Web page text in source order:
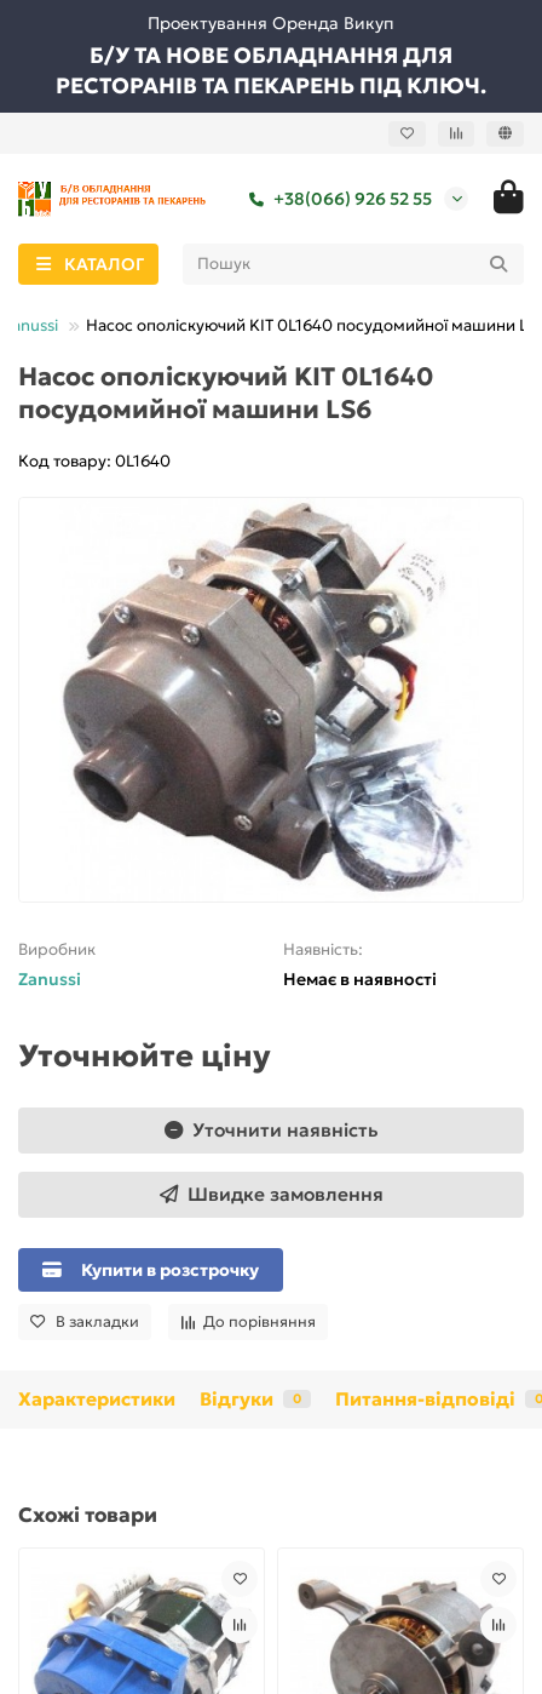
Проектування Оренда Викуп
Б/У ТА НОВЕ ОБЛАДНАННЯ ДЛЯ
РЕСТОРАНІВ ТА ПЕКАРЕНЬ ПІД КЛЮЧ.
+38(066) 926 52 55
КАТАЛОГ
Zanussi Насос ополіскуючий KIT 0L1640 посудомийної машини
Насос ополіскуючий KIT 0L1640
посудомийної машини LS6
Код товару: 0L1640
Виробник
Zanussi
Наявність:
Немає в наявності
Уточнюйте ціну
Уточнити наявність
Швидке замовлення
Купити в розстрочку
В закладки До порівняння
Характеристики Відгуки 0 Питання-відповіді 0
Схожі товари